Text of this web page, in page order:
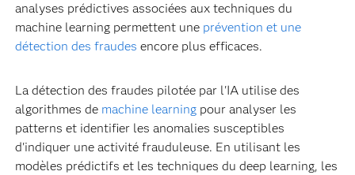
analyses prédictives associées aux techniques du
machine learning permettent une prévention et une
détection des fraudes encore plus efficaces.
La détection des fraudes pilotée par l'IA utilise des
algorithmes de machine learningpour analyser les
patterns et identifier les anomalies susceptibles
d'indiquer une activité frauduleuse. En utilisant les
modèles prédictifs et les techniques du deep learning, les